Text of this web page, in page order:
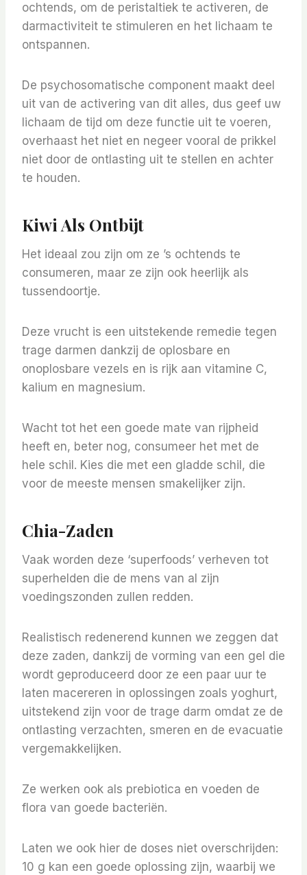
ochtends, om de peristaltiek te activeren, de
darmactiviteit te stimuleren en het lichaam te
ontspannen.
De psychosomatische component maakt deel
uit van de activering van dit alles, dus geef uw
lichaam de tijd om deze functie uit te voeren,
overhaast het niet en negeer vooral de prikkel
niet door de ontlasting uit te stellen en achter
te houden.
Kiwi Als Ontbijt
Het ideaal zou zijn om ze ’s ochtends te
consumeren, maar ze zijn ook heerlijk als
tussendoortje.
Deze vrucht is een uitstekende remedie tegen
trage darmen dankzij de oplosbare en
onoplosbare vezels en is rijk aan vitamine C,
kalium en magnesium.
Wacht tot het een goede mate van rijpheid
heeft en, beter nog, consumeer het met de
hele schil. Kies die met een gladde schil, die
voor de meeste mensen smakelijker zijn.
Chia-Zaden
Vaak worden deze ‘superfoods’ verheven tot
superhelden die de mens van al zijn
voedingszonden zullen redden.
Realistisch redenerend kunnen we zeggen dat
deze zaden, dankzij de vorming van een gel die
wordt geproduceerd door ze een paar uur te
laten macereren in oplossingen zoals yoghurt,
uitstekend zijn voor de trage darm omdat ze de
ontlasting verzachten, smeren en de evacuatie
vergemakkelijken.
Ze werken ook als prebiotica en voeden de
flora van goede bacteriën.
Laten we ook hier de doses niet overschrijden:
10 g kan een goede oplossing zijn, waarbij we